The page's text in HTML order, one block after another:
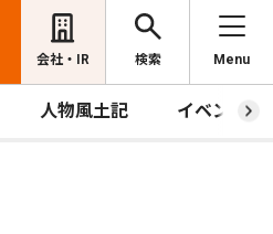
会社・IR 検索 Menu
人物風土記 イベント